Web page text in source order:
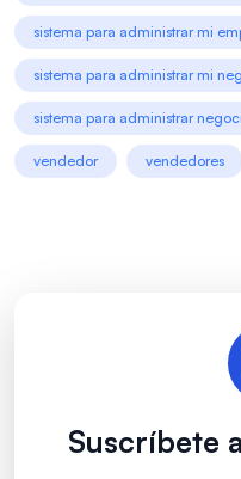
sistema para administrar mi
sistema para administrar mi
sistema para administrar
vendedor vendedores
Suscríbete